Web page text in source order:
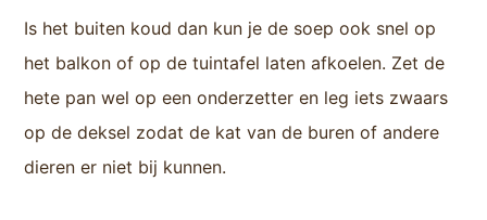
Is het buiten koud dan kun je de soep ook snel op
het balkon of op de tuintafel laten afkoelen. Zet de
hete pan wel op een onderzetter en leg iets zwaars
op de deksel zodat de kat van de buren of andere
dieren er niet bij kunnen.